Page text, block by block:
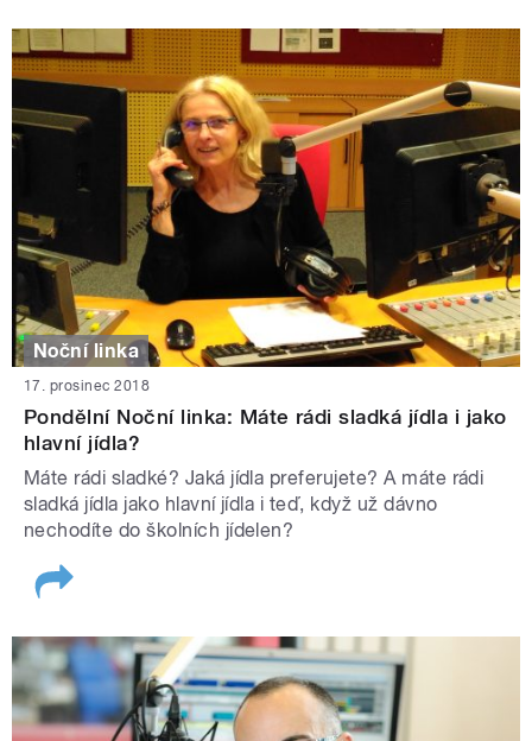
Noční linka
17. prosinec 2018
Pondělní Noční linka: Máte rádi sladká jídla i jako
hlavní jídla?
Máte rádi sladké? Jaká jídla preferujete? A máte rádi
sladká jídla jako hlavní jídla i teď, když už dávno
nechodíte do školních jídelen?